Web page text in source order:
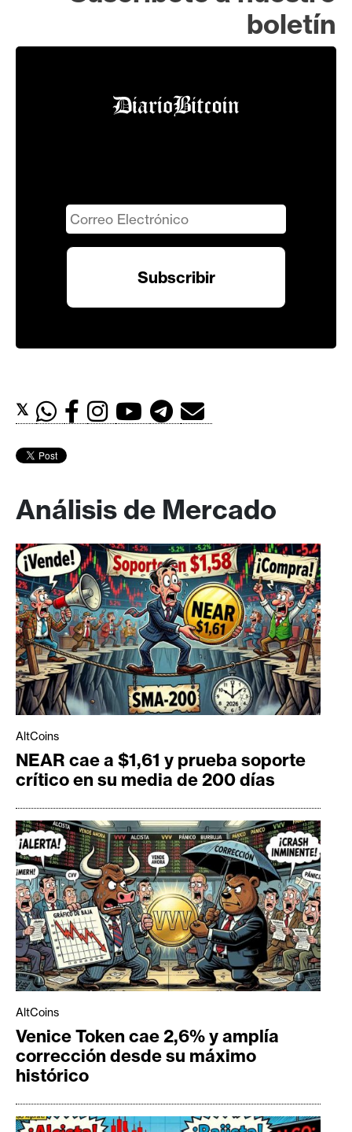
boletín
𝕏
Análisis de Mercado
AltCoins
NEAR cae a $1,61 y prueba soporte
crítico en su media de 200 días
AltCoins
Venice Token cae 2,6% y amplía
corrección desde su máximo
histórico